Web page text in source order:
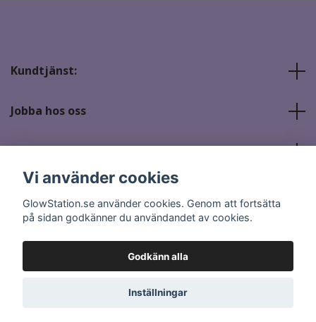
Kundtjänst:
Jobba hos oss
Sociala medier
© 2026 GlowStation.se
Vi använder cookies
GlowStation.se använder cookies. Genom att fortsätta
på sidan godkänner du användandet av cookies.
Godkänn alla
Inställningar